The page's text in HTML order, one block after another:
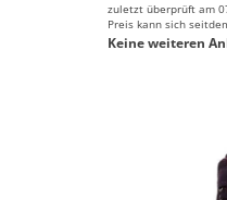
zuletzt überprüft am
Preis kann sich
Keine weiteren